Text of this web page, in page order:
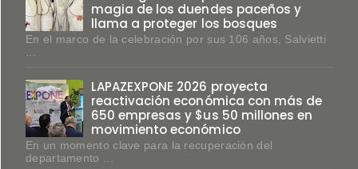
magia de los duendes paceños y
llama a proteger los bosques
En el marco de la celebración por sus 106 años, Salvietti
...
LAPAZEXPONE 2026 proyecta
reactivación económica con más de
650 empresas y $us 50 millones en
movimiento económico
En un momento clave para la recuperación del
departamento ...